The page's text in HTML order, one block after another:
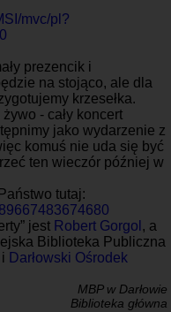
mvc/pl?
prezencik i
na stojąco, ale dla
krzesełka.
- cały koncert
jako wydarzenie z
komuś nie uda się być
ten wieczór później w
tutaj:
jest Robert Gorgol , a
Biblioteka Publiczna
Darłowski Ośrodek
MBP w Darłowie
Biblioteka główna